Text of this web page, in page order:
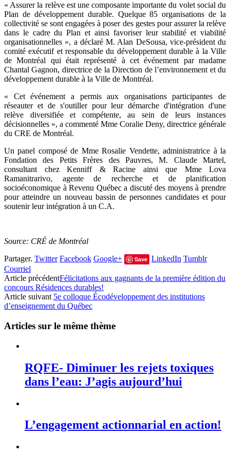
« Assurer la relève est une composante importante du volet social du
Plan de développement durable. Quelque 85 organisations de la
collectivité se sont engagées à poser des gestes pour assurer la relève
dans le cadre du Plan et ainsi favoriser leur stabilité et viabilité
organisationnelles », a déclaré M. Alan DeSousa, vice-président du
comité exécutif et responsable du développement durable à la Ville
de Montréal qui était représenté à cet événement par madame
Chantal Gagnon, directrice de la Direction de l’environnement et du
développement durable à la Ville de Montréal.
« Cet événement a permis aux organisations participantes de
réseauter et de s'outiller pour leur démarche d'intégration d'une
relève diversifiée et compétente, au sein de leurs instances
décisionnelles », a commenté Mme Coralie Deny, directrice générale
du CRE de Montréal.
Un panel composé de Mme Rosalie Vendette, administratrice à la
Fondation des Petits Frères des Pauvres, M. Claude Martel,
consultant chez Kenniff & Racine ainsi que Mme Lova
Ramanitrarivo, agente de recherche et de planification
socioéconomique à Revenu Québec a discuté des moyens à prendre
pour atteindre un nouveau bassin de personnes candidates et pour
soutenir leur intégration à un C.A.
Source: CRÉ de Montréal
Partager. Twitter Facebook Google+ Save LinkedIn Tumblr
Courriel
Article précédentFélicitations aux gagnants de la première édition du
concours Résidences durables!
Article suivant 5e colloque Écodéveloppement des institutions
d’enseignement du Québec
Articles sur le même thème
RQFE- Diminuer les rejets toxiques
dans l’eau: J’agis aujourd’hui
L’engagement actionnarial en action!